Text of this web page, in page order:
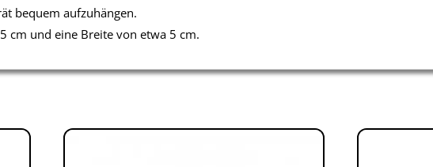
bequem aufzuhängen.
cm und eine Breite von etwa 5 cm.